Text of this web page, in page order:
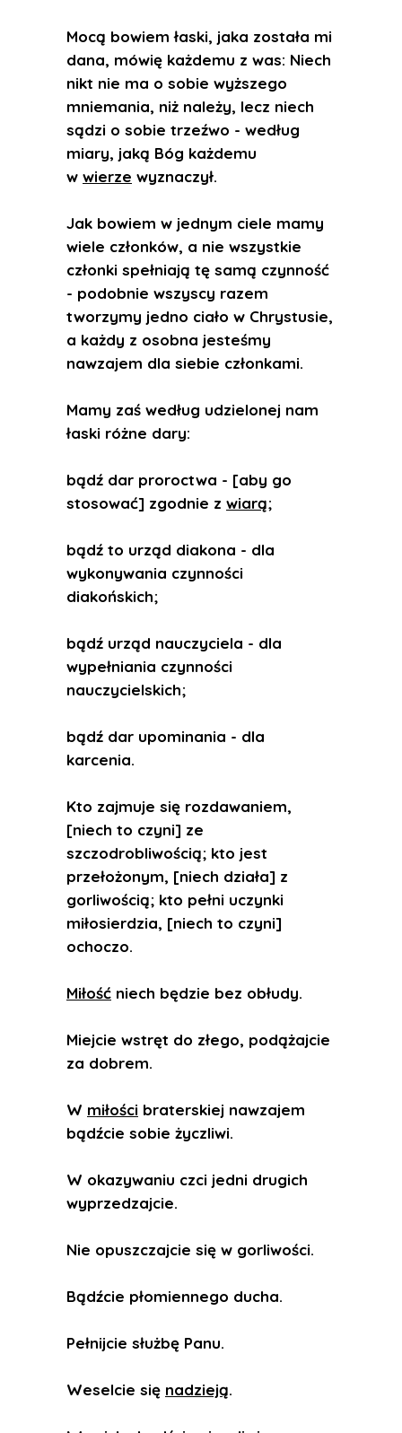
Mocą bowiem łaski, jaka została mi
dana, mówię każdemu z was: Niech
nikt nie ma o sobie wyższego
mniemania, niż należy, lecz niech
sądzi o sobie trzeźwo - według
miary, jaką Bóg każdemu
w wierze wyznaczył.
Jak bowiem w jednym ciele mamy
wiele członków, a nie wszystkie
członki spełniają tę samą czynność
- podobnie wszyscy razem
tworzymy jedno ciało w Chrystusie,
a każdy z osobna jesteśmy
nawzajem dla siebie członkami.
Mamy zaś według udzielonej nam
łaski różne dary:
bądź dar proroctwa - [aby go
stosować] zgodnie z wiarą;
bądź to urząd diakona - dla
wykonywania czynności
diakońskich;
bądź urząd nauczyciela - dla
wypełniania czynności
nauczycielskich;
bądź dar upominania - dla
karcenia.
Kto zajmuje się rozdawaniem,
[niech to czyni] ze
szczodrobliwością; kto jest
przełożonym, [niech działa] z
gorliwością; kto pełni uczynki
miłosierdzia, [niech to czyni]
ochoczo.
Miłość niech będzie bez obłudy.
Miejcie wstręt do złego, podążajcie
za dobrem.
W miłości braterskiej nawzajem
bądźcie sobie życzliwi.
W okazywaniu czci jedni drugich
wyprzedzajcie.
Nie opuszczajcie się w gorliwości.
Bądźcie płomiennego ducha.
Pełnijcie służbę Panu.
Weselcie się nadzieją.